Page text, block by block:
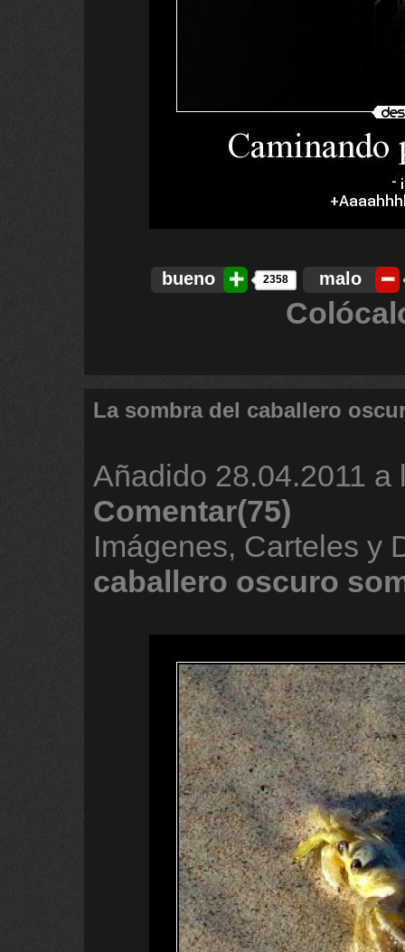
bueno 2358 malo
La sombra del caballero
Añadido 28.04.2011 a
Comentar(75)
Imágenes, Carteles y
caballero oscuro